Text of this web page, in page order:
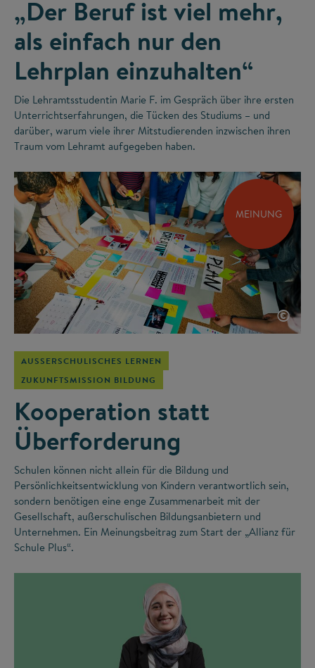
„Der Beruf ist viel mehr,
als einfach nur den
Lehrplan einzuhalten“
Die Lehramtsstudentin Marie F. im Gespräch über ihre ersten
Unterrichtserfahrungen, die Tücken des Studiums – und
darüber, warum viele ihrer Mitstudierenden inzwischen ihren
Traum vom Lehramt aufgegeben haben.
MEINUNG
©
AUSSERSCHULISCHES LERNEN
ZUKUNFTSMISSION BILDUNG
Kooperation statt
Überforderung
Schulen können nicht allein für die Bildung und
Persönlichkeitsentwicklung von Kindern verantwortlich sein,
sondern benötigen eine enge Zusammenarbeit mit der
Gesellschaft, außerschulischen Bildungsanbietern und
Unternehmen. Ein Meinungsbeitrag zum Start der „Allianz für
Schule Plus“.